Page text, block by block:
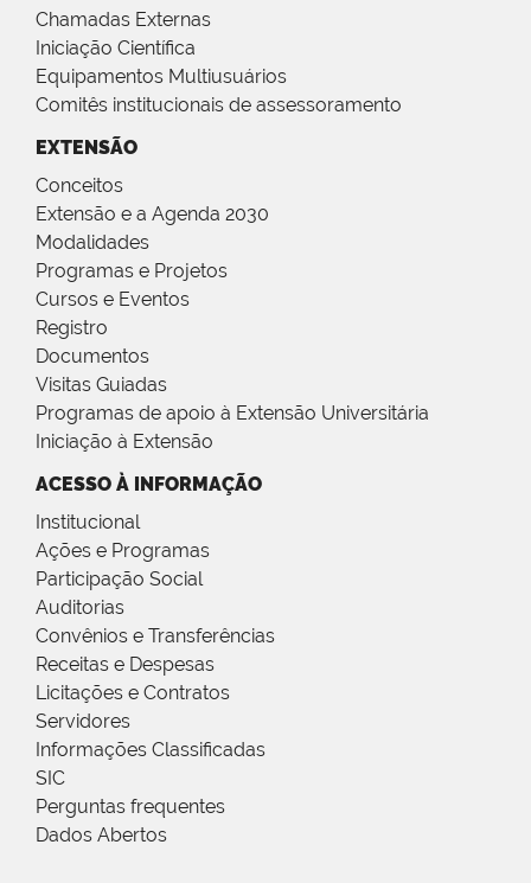
Chamadas Externas
Iniciação Científica
Equipamentos Multiusuários
Comitês institucionais de assessoramento
EXTENSÃO
Conceitos
Extensão e a Agenda 2030
Modalidades
Programas e Projetos
Cursos e Eventos
Registro
Documentos
Visitas Guiadas
Programas de apoio à Extensão Universitária
Iniciação à Extensão
ACESSO À INFORMAÇÃO
Institucional
Ações e Programas
Participação Social
Auditorias
Convênios e Transferências
Receitas e Despesas
Licitações e Contratos
Servidores
Informações Classificadas
SIC
Perguntas frequentes
Dados Abertos